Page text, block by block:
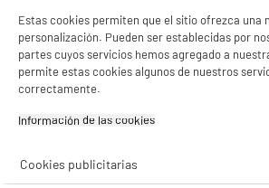
Materia principal Acero
Materiales interiores Acero
Lavables en lavavajillas
Estas cookies permiten que el sitio ofrezca una
personalización. Pueden ser establecidas por
partes cuyos servicios hemos agregado a
permite estas cookies algunos de nuestros
correctamente.
Información de las cookies‎
Cookies publicitarias